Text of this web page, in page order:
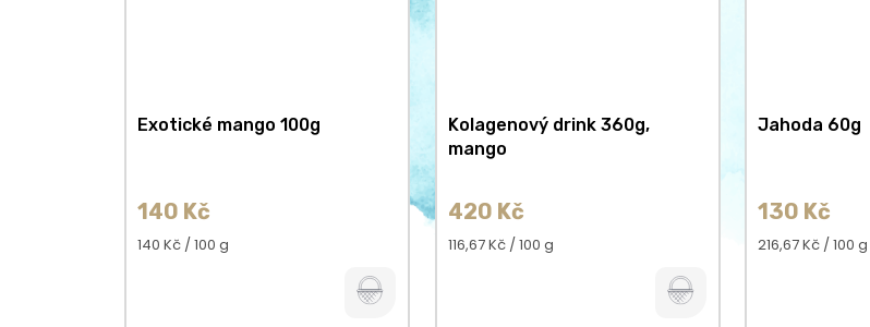
Exotické mango 100g
140 Kč
Měrná
140 Kč / 100 g
Kolagenový drink 360g,
mango
420 Kč
Měrná
116,67 Kč / 100 g
Jahoda 60g
130 Kč
Měrná
216,67 Kč / 100 g